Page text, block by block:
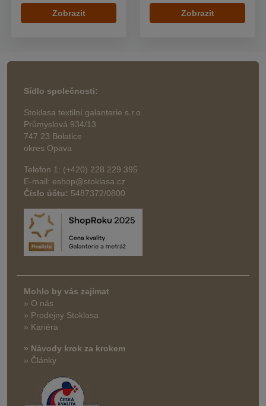
Zobrazit Zobrazit
Sídlo společnosti:
Stoklasa textilní galanterie s.r.o.
Průmyslová 934/13
747 23 Bolatice
okres Opava
Telefon 1: (+420) 228 229 395
E-mail: eshop@stoklasa.cz
Číslo účtu: 5487372/0800
Mohlo by vás zajímat
» O nás
» Prodejny Stoklasa
» Kariéra
» Návody krok za krokem
» Články